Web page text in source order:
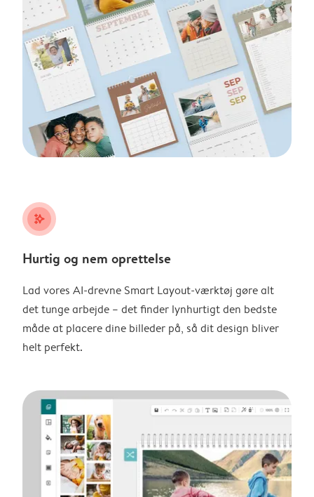
stars_plus
Hurtig og nem oprettelse
Lad vores AI-drevne Smart Layout-værktøj gøre alt
det tunge arbejde – det finder lynhurtigt den bedste
måde at placere dine billeder på, så dit design bliver
helt perfekt.